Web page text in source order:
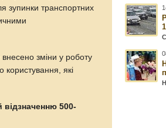
зупинки транспортних
зміни у роботу
користування, які
відзначенню 500-